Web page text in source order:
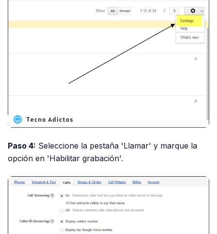
Paso 4: Seleccione la pestaña 'Llamar' y marque la
opción en 'Habilitar grabación'.